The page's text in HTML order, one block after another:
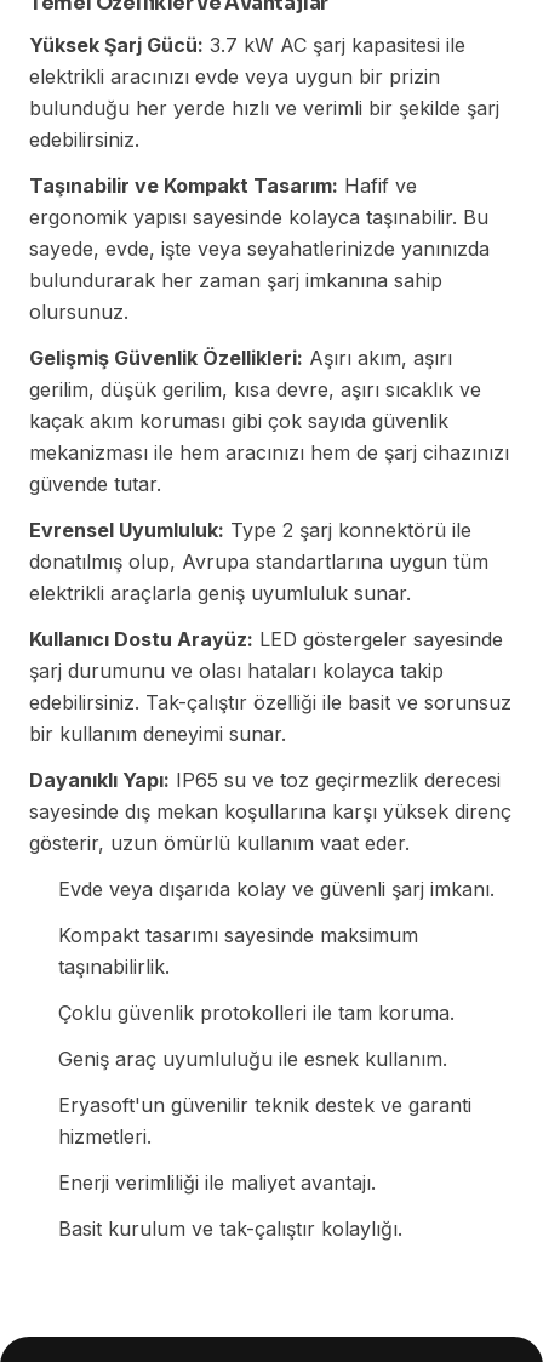
Yüksek Şarj Gücü: 3.7 kW AC şarj kapasitesi ile
elektrikli aracınızı evde veya uygun bir prizin
bulunduğu her yerde hızlı ve verimli bir şekilde şarj
edebilirsiniz.
Taşınabilir ve Kompakt Tasarım: Hafif ve
ergonomik yapısı sayesinde kolayca taşınabilir. Bu
sayede, evde, işte veya seyahatlerinizde yanınızda
bulundurarak her zaman şarj imkanına sahip
olursunuz.
Gelişmiş Güvenlik Özellikleri: Aşırı akım, aşırı
gerilim, düşük gerilim, kısa devre, aşırı sıcaklık ve
kaçak akım koruması gibi çok sayıda güvenlik
mekanizması ile hem aracınızı hem de şarj cihazınızı
güvende tutar.
Evrensel Uyumluluk: Type 2 şarj konnektörü ile
donatılmış olup, Avrupa standartlarına uygun tüm
elektrikli araçlarla geniş uyumluluk sunar.
Kullanıcı Dostu Arayüz: LED göstergeler sayesinde
şarj durumunu ve olası hataları kolayca takip
edebilirsiniz. Tak-çalıştır özelliği ile basit ve sorunsuz
bir kullanım deneyimi sunar.
Dayanıklı Yapı: IP65 su ve toz geçirmezlik derecesi
sayesinde dış mekan koşullarına karşı yüksek direnç
gösterir, uzun ömürlü kullanım vaat eder.
Evde veya dışarıda kolay ve güvenli şarj imkanı.
Kompakt tasarımı sayesinde maksimum
taşınabilirlik.
Çoklu güvenlik protokolleri ile tam koruma.
Geniş araç uyumluluğu ile esnek kullanım.
Eryasoft'un güvenilir teknik destek ve garanti
hizmetleri.
Enerji verimliliği ile maliyet avantajı.
Basit kurulum ve tak-çalıştır kolaylığı.